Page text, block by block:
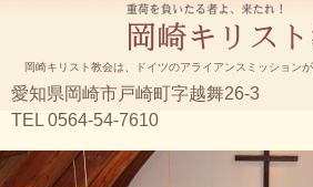
岡崎キリスト教会は、ドイツのアライアンスミッションが
愛知県岡崎市戸崎町字越舞26-3
TEL 0564-54-7610